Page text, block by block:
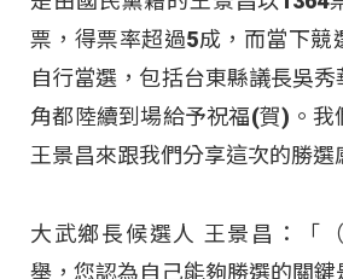
票，得票率超過5成，而當下競
自行當選，包括台東縣議長吳
角都陸續到場給予祝福(賀)。我
王景昌來跟我們分享這次的勝選
大武鄉長候選人 王景昌：「
舉，您認為自己能夠勝選的關